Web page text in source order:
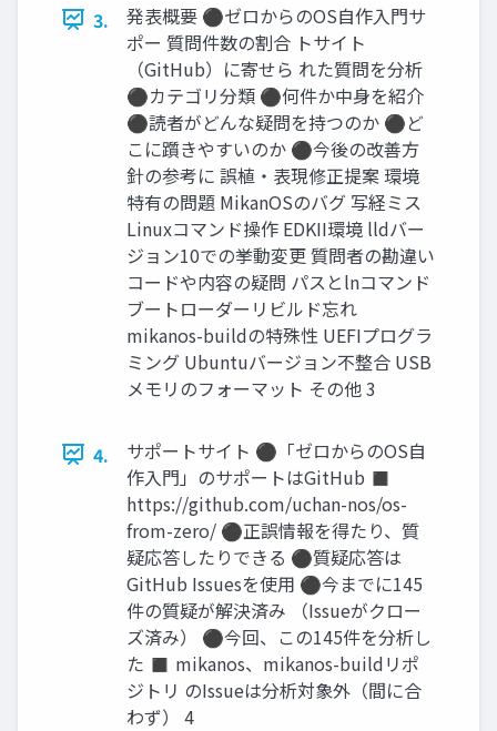
3.
発表概要 ⚫ゼロからのOS自作入門サ
ポー 質問件数の割合 トサイト
（GitHub）に寄せら れた質問を分析
⚫カテゴリ分類 ⚫何件か中身を紹介
⚫読者がどんな疑問を持つのか ⚫ど
こに躓きやすいのか ⚫今後の改善方
針の参考に 誤植・表現修正提案 環境
特有の問題 MikanOSのバグ 写経ミス
Linuxコマンド操作 EDKII環境 lldバー
ジョン10での挙動変更 質問者の勘違い
コードや内容の疑問 パスとlnコマンド
ブートローダーリビルド忘れ
mikanos-buildの特殊性 UEFIプログラ
ミング Ubuntuバージョン不整合 USB
メモリのフォーマット その他 3
4.
サポートサイト ⚫「ゼロからのOS自
作入門」のサポートはGitHub ◼
https://github.com/uchan-nos/os-
from-zero/ ⚫正誤情報を得たり、質
疑応答したりできる ⚫質疑応答は
GitHub Issuesを使用 ⚫今までに145
件の質疑が解決済み （Issueがクロー
ズ済み） ⚫今回、この145件を分析し
た ◼ mikanos、mikanos-buildリポ
ジトリ のIssueは分析対象外（間に合
わず） 4